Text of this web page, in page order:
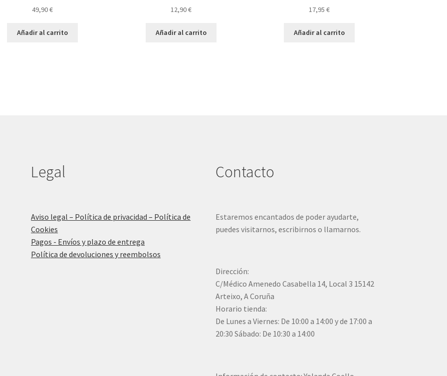
49,90€
Añadir al carrito
12,90€
Añadir al carrito
17,95€
Añadir al carrito
Legal
Aviso legal – Política de privacidad – Política de
Cookies
Pagos - Envíos y plazo de entrega
Política de devoluciones y reembolsos
Contacto
Estaremos encantados de poder ayudarte,
puedes visitarnos, escribirnos o llamarnos.
Dirección:
C/Médico Amenedo Casabella 14, Local 3 15142
Arteixo, A Coruña
Horario tienda:
De Lunes a Viernes: De 10:00 a 14:00 y de 17:00 a
20:30 Sábado: De 10:30 a 14:00